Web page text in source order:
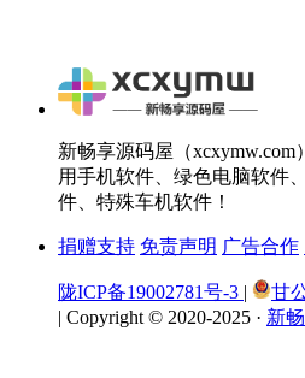
新畅享源码屋（xcxymw.com
用手机软件、绿色电脑软件
件、特殊车机软件！
捐赠支持 免责声明 广告合作
陇ICP备19002781号-3 |
甘
| Copyright © 2020-2025 · 新